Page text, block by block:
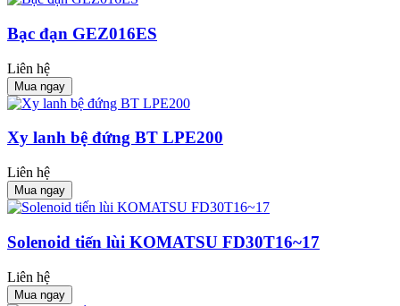
Bạc đạn GEZ016ES
Liên hệ
Mua ngay
Xy lanh bệ đứng BT LPE200
Liên hệ
Mua ngay
Solenoid tiến lùi KOMATSU FD30T16~17
Liên hệ
Mua ngay